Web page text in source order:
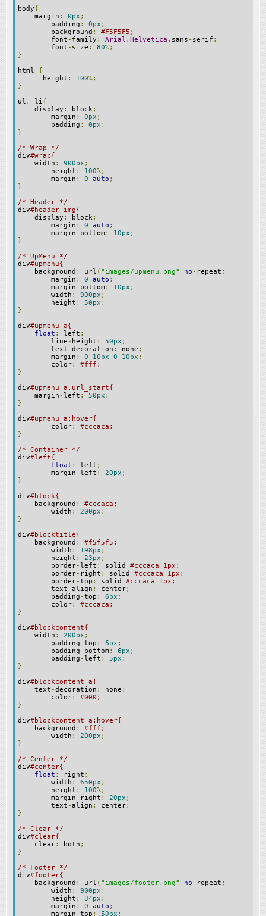
body{
margin : 0px ;
padding : 0px ;
background :
#F5F5F5;
font - family : Arial , Helvetica , sans - serif ;
font - size : 80%;
}
html {
height : 100%;
}
ul , li{
display : block;
margin : 0px ;
padding : 0px ;
}
/* Wrap */
div#wrap{
width : 900px ;
height : 100%;
margin : 0 auto ;
}
/* Header */
div#header img{
display : block;
margin : 0 auto ;
margin - bottom : 10px ;
}
/* UpMenu */
div#upmenu{
background : url ( "images/upmenu.png" no - repeat ;
margin : 0 auto ;
margin - bottom : 10px ;
width : 900px ;
height : 50px ;
}
div#upmenu a{
float : left ;
line - height : 50px ;
text -decoration : none ;
margin : 0 10px 0 10px ;
color:
#fff;
}
div#upmenu a.url_start{
margin -left : 50px ;
}
div#upmenu a:hover{
color:
#cccaca;
}
/* Container */
div#left{
float : left ;
margin -left : 20px ;
}
div#block{
background :
#cccaca;
width : 200px ;
}
div#blocktitle{
background :
#f5f5f5;
width : 198px ;
height : 23px ;
border-left : solid #cccaca 1px;
border- right : solid #cccaca 1px;
border-top : solid #cccaca 1px;
text -align : center;
padding -top : 6px ;
color:
#cccaca;
}
div#blockcontent{
width : 200px ;
padding -top : 6px ;
padding - bottom : 6px ;
padding -left : 5px ;
}
div#blockcontent a{
text -decoration : none ;
color:
#000;
}
div#blockcontent a:hover{
background :
#fff;
width : 200px ;
}
/* Center */
div#center{
float : right ;
width : 650px ;
height : 100%;
margin - right : 20px ;
text -align : center;
}
/* Clear */
div#clear{
clear: both ;
}
/* Footer */
div#footer{
background : url ( "images/footer.png" no - repeat ;
width : 900px ;
height : 34px ;
margin : 0 auto ;
margin -top : 50px ;